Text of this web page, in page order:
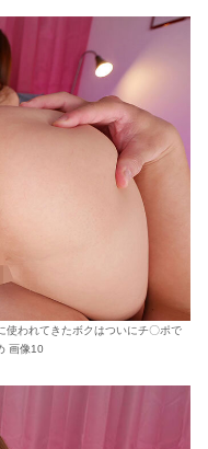
使われてきたボクはついにチ〇ポで
画像10